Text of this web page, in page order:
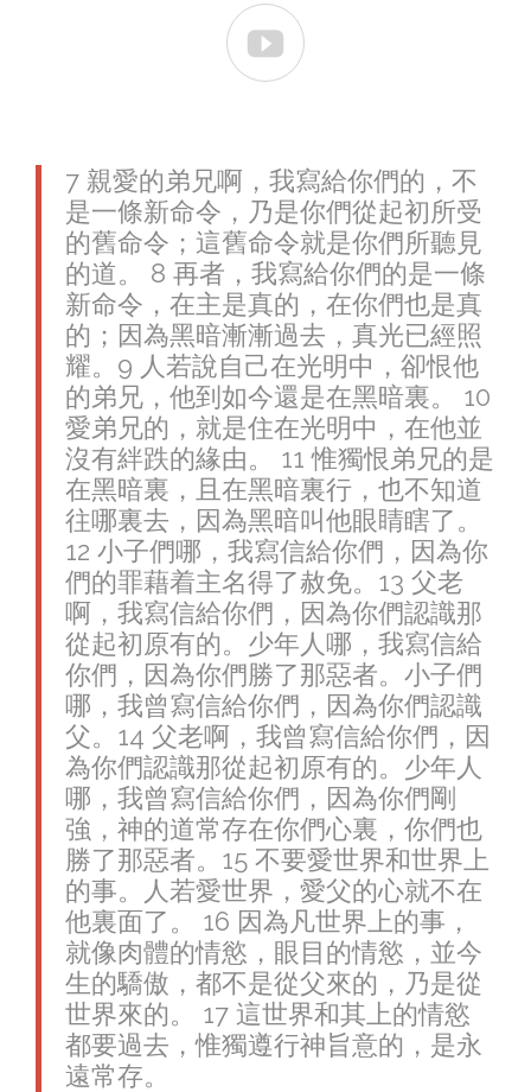

7 親愛的弟兄啊，我寫給你們的，不
是一條新命令，乃是你們從起初所受
的舊命令；這舊命令就是你們所聽見
的道。 8 再者，我寫給你們的是一條
新命令，在主是真的，在你們也是真
的；因為黑暗漸漸過去，真光已經照
耀。9 人若說自己在光明中，卻恨他
的弟兄，他到如今還是在黑暗裏。 10
愛弟兄的，就是住在光明中，在他並
沒有絆跌的緣由。 11 惟獨恨弟兄的是
在黑暗裏，且在黑暗裏行，也不知道
往哪裏去，因為黑暗叫他眼睛瞎了。
12 小子們哪，我寫信給你們，因為你
們的罪藉着主名得了赦免。13 父老
啊，我寫信給你們，因為你們認識那
從起初原有的。少年人哪，我寫信給
你們，因為你們勝了那惡者。小子們
哪，我曾寫信給你們，因為你們認識
父。14 父老啊，我曾寫信給你們，因
為你們認識那從起初原有的。少年人
哪，我曾寫信給你們，因為你們剛
強，神的道常存在你們心裏，你們也
勝了那惡者。15 不要愛世界和世界上
的事。人若愛世界，愛父的心就不在
他裏面了。 16 因為凡世界上的事，
就像肉體的情慾，眼目的情慾，並今
生的驕傲，都不是從父來的，乃是從
世界來的。 17 這世界和其上的情慾
都要過去，惟獨遵行神旨意的，是永
遠常存。